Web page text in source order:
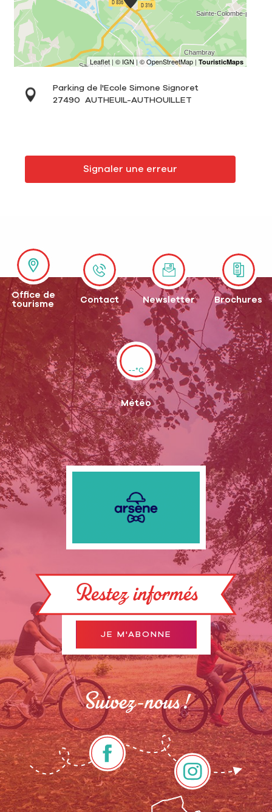
Parking de l'Ecole Simone Signoret
27490
AUTHEUIL-AUTHOUILLET
Signaler une erreur
Office de
tourisme
Contact Newsletter Brochures
--°C
Météo
Restez informés
JE M'ABONNE
Suivez-nous !